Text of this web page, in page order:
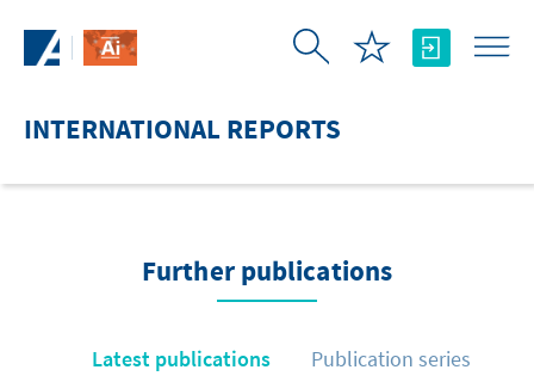
INTERNATIONAL REPORTS
Further publications
Latest publications Publication series